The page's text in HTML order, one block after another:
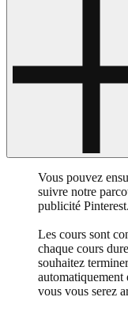
Vous pouvez
suivre notre
publicité Pinterest.
Les cours sont
chaque cours
souhaitez
automatiquement
vous vous serez